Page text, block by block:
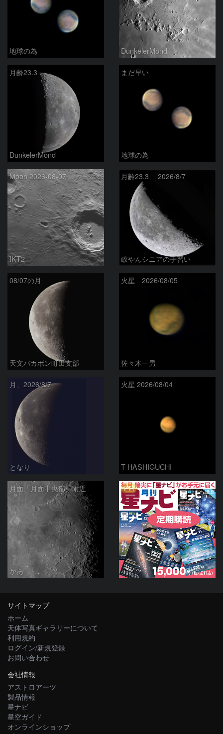
地球の為 DunkelerMond
月齢23.3
DunkelerMond
まだ早い
地球の為
Moon 2026-08-07
IKT2
月齢23.3 2026/8/7
政やんシニアの手習い
08/07の月
天文バカボン町田支部
火星 2026/08/05
佐々木一男
月、2026/8/7
となり
火星 2026/08/04
T-HASHIGUCHI
月面「月面中央部」附近
かあ
PR
サイトマップ
ホーム
天体写真ギャラリーについて
利用規約
ログイン/新規登録
お問い合わせ
会社情報
アストロアーツ
製品情報
星ナビ
星空ガイド
オンラインショップ